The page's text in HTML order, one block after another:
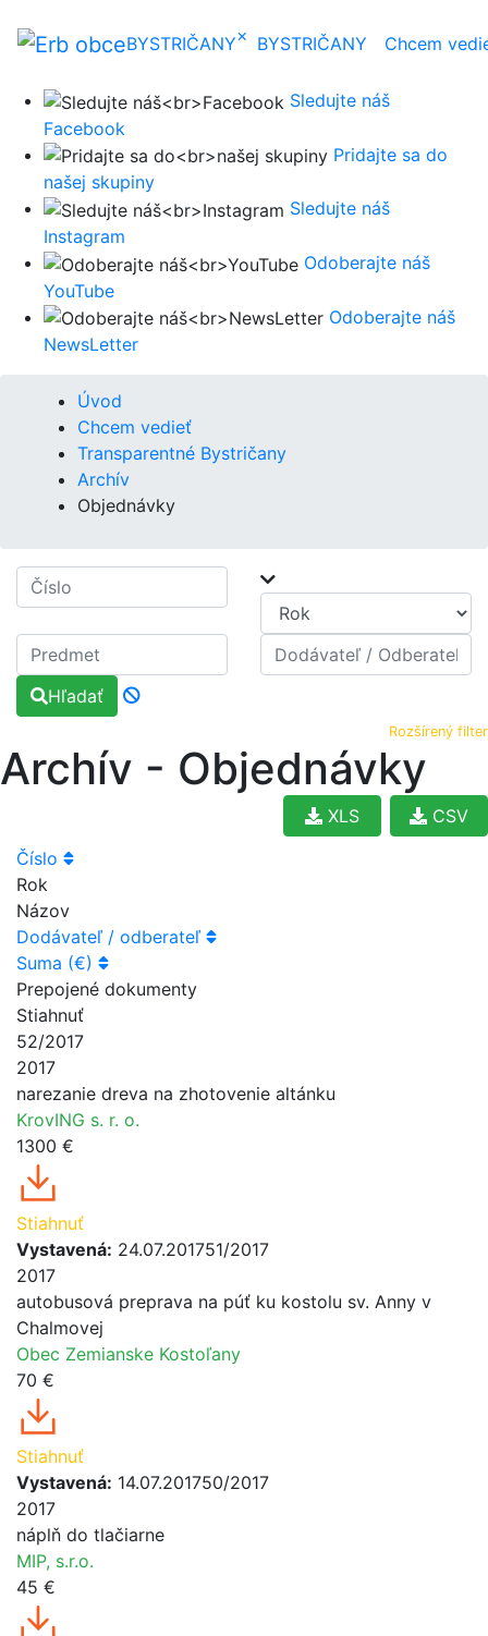
BYSTRIČANY× BYSTRIČANY Chcem
Sledujte náš
Facebook
Pridajte sa do
našej skupiny
Sledujte náš
Instagram
Odoberajte náš
YouTube
Odoberajte náš
NewsLetter
Úvod
Chcem vedieť
Transparentné Bystričany
Archív
Objednávky
Hľadať
Rozšírený filter
Archív - Objednávky
CSV
XLS
Číslo
Rok
Názov
Dodávateľ / odberateľ
Suma (€)
Prepojené dokumenty
Stiahnuť
52/2017
2017
narezanie dreva na zhotovenie altánku
KrovING s. r. o.
1300 €
Stiahnuť
Vystavená: 24.07.201751/2017
2017
autobusová preprava na púť ku kostolu sv. Anny v
Chalmovej
Obec Zemianske Kostoľany
70 €
Stiahnuť
Vystavená: 14.07.201750/2017
2017
náplň do tlačiarne
MIP, s.r.o.
45 €